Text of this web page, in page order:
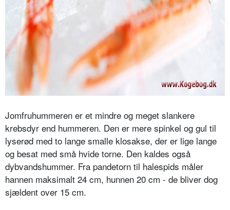
Jomfruhummeren er et mindre og meget slankere
krebsdyr end hummeren. Den er mere spinkel og gul til
lyserød med to lange smalle klosakse, der er lige lange
og besat med små hvide torne. Den kaldes også
dybvandshummer. Fra pandetorn til halespids måler
hannen maksimalt 24 cm, hunnen 20 cm - de bliver dog
sjældent over 15 cm.